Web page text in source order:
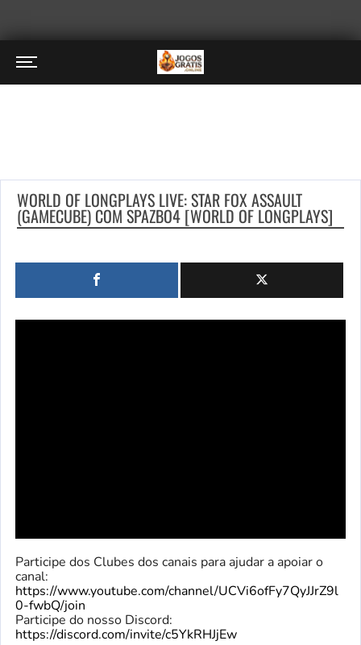
WORLD OF LONGPLAYS LIVE: STAR FOX ASSAULT
(GAMECUBE) COM SPAZBO4 [WORLD OF LONGPLAYS]
Participe dos Clubes dos canais para ajudar a apoiar o
canal:
https://www.youtube.com/channel/UCVi6ofFy7QyJJrZ9l
0-fwbQ/join
Participe do nosso Discord:
https://discord.com/invite/c5YkRHJjEw